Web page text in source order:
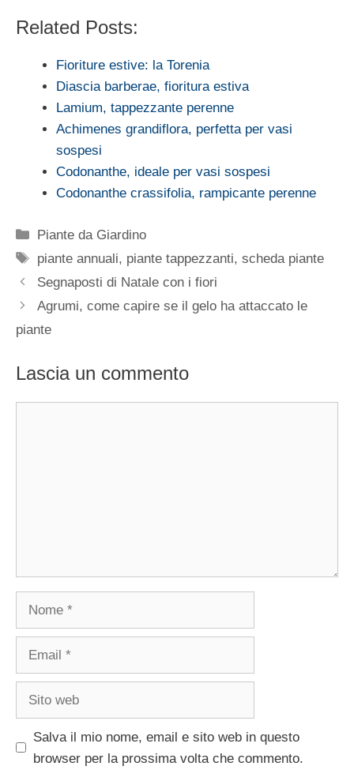
Related Posts:
Fioriture estive: la Torenia
Diascia barberae, fioritura estiva
Lamium, tappezzante perenne
Achimenes grandiflora, perfetta per vasi
sospesi
Codonanthe, ideale per vasi sospesi
Codonanthe crassifolia, rampicante perenne
Categorie
Piante da Giardino
Tag
piante annuali, piante tappezzanti,scheda piante
Segnaposti di Natale con i fiori
Agrumi, come capire se il gelo ha attaccato le
piante
Lascia un commento
Salva il mio nome, email e sito web in questo
browser per la prossima volta che commento.